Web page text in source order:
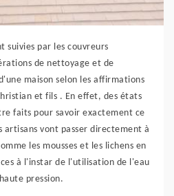
suivies par les couvreurs
de nettoyage et de
maison selon les affirmations
et fils . En effet, des états
faits pour savoir exactement ce
vont passer directement à
les mousses et les lichens en
à l'instar de l'utilisation de l'eau
pression.